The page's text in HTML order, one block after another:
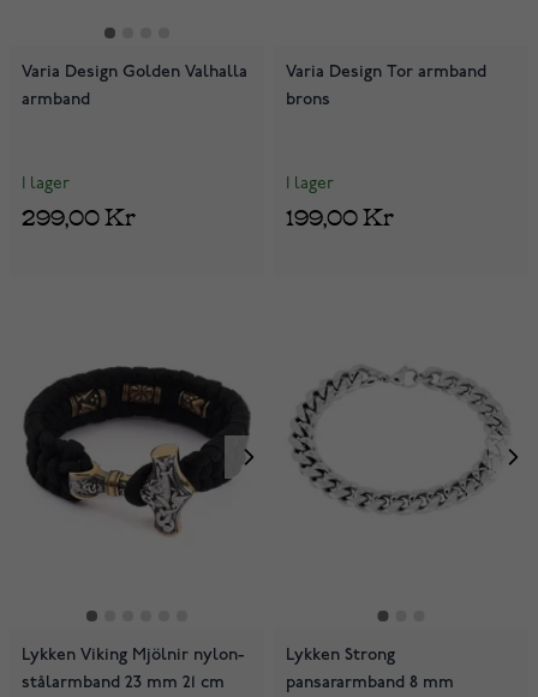
Varia Design Golden Valhalla
armband
I lager
299,00 Kr
Varia Design Tor armband
brons
I lager
199,00 Kr
Lykken Viking Mjölnir nylon-
stålarmband 23 mm 21 cm
Lykken Strong
pansararmband 8 mm